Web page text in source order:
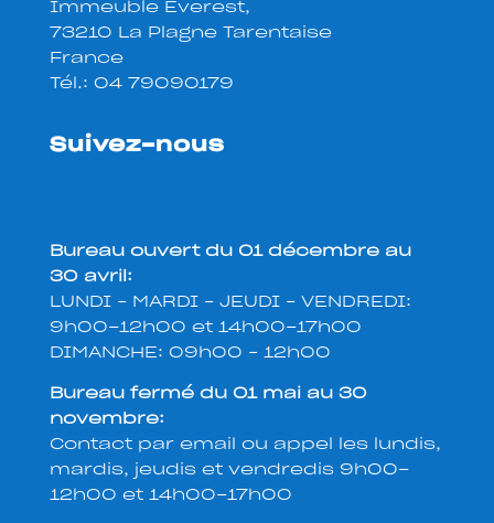
Immeuble Everest,
73210 La Plagne Tarentaise
France
Tél.: 04 79090179
Suivez-nous
Bureau ouvert du 01 décembre au
30 avril:
LUNDI – MARDI – JEUDI – VENDREDI:
9h00-12h00 et 14h00-17h00
DIMANCHE: 09h00 – 12h00
Bureau fermé du 01 mai au 30
novembre:
Contact par email ou appel les lundis,
mardis, jeudis et vendredis 9h00-
12h00 et 14h00-17h00